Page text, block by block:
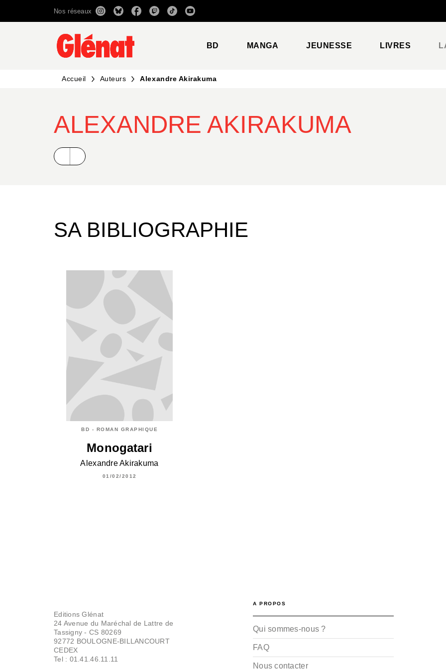
RECHERCHE CONTENU
Nos réseaux
BD MANGA JEUNESSE LIVRES
Accueil Auteurs Alexandre Akirakuma
ALEXANDRE AKIRAKUMA
SA BIBLIOGRAPHIE
BD - ROMAN GRAPHIQUE
Monogatari
Alexandre Akirakuma
01/02/2012
Editions Glénat
24 Avenue du Maréchal de Lattre de
Tassigny - CS 80269
92772 BOULOGNE-BILLANCOURT
CEDEX
Tel : 01.41.46.11.11
A PROPOS
Qui sommes-nous ?
FAQ
Nous contacter